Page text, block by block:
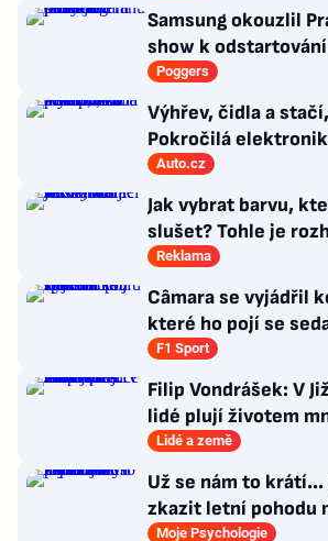
Samsung okouzlil
show k
nových produktů
Poggers
Výhřev, čidla a
Pokročilá
zákazníků
Auto.cz
Jak vybrat barvu,
slušet? Tohle je
Reklama
Câmara se vyjádřil
které ho pojí se
F1 Sport
Filip Vondrášek: V
lidé plují životem
věci tolik neřeší
Lidé a země
Už se nám to
zkazit letní pohodu
zářijový zápřah?
Moje Psychologie